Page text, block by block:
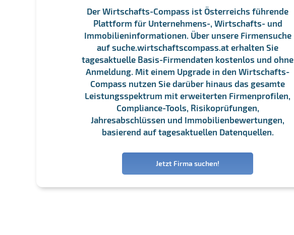
Der Wirtschafts-Compass ist Österreichs führende
Plattform für Unternehmens-, Wirtschafts- und
Immobilieninformationen. Über unsere Firmensuche
auf suche.wirtschaftscompass.at erhalten Sie
tagesaktuelle Basis-Firmendaten kostenlos und ohne
Anmeldung. Mit einem Upgrade in den Wirtschafts-
Compass nutzen Sie darüber hinaus das gesamte
Leistungsspektrum mit erweiterten Firmenprofilen,
Compliance-Tools, Risikoprüfungen,
Jahresabschlüssen und Immobilienbewertungen,
basierend auf tagesaktuellen Datenquellen.
Jetzt Firma suchen!